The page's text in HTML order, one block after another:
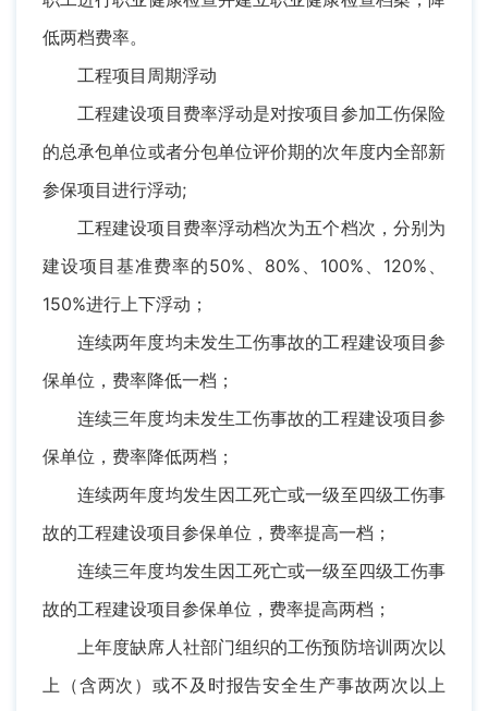
低两档费率。
工程项目周期浮动
工程建设项目费率浮动是对按项目参加工伤保险
的总承包单位或者分包单位评价期的次年度内全部新
参保项目进行浮动;
工程建设项目费率浮动档次为五个档次，分别为
建设项目基准费率的50%、80%、100%、120%、
150%进行上下浮动；
连续两年度均未发生工伤事故的工程建设项目参
保单位，费率降低一档；
连续三年度均未发生工伤事故的工程建设项目参
保单位，费率降低两档；
连续两年度均发生因工死亡或一级至四级工伤事
故的工程建设项目参保单位，费率提高一档；
连续三年度均发生因工死亡或一级至四级工伤事
故的工程建设项目参保单位，费率提高两档；
上年度缺席人社部门组织的工伤预防培训两次以
上（含两次）或不及时报告安全生产事故两次以上